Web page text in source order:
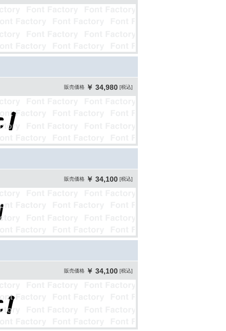
販売価格 ￥ 34,980 [税込]
販売価格 ￥ 34,100 [税込]
販売価格 ￥ 34,100 [税込]